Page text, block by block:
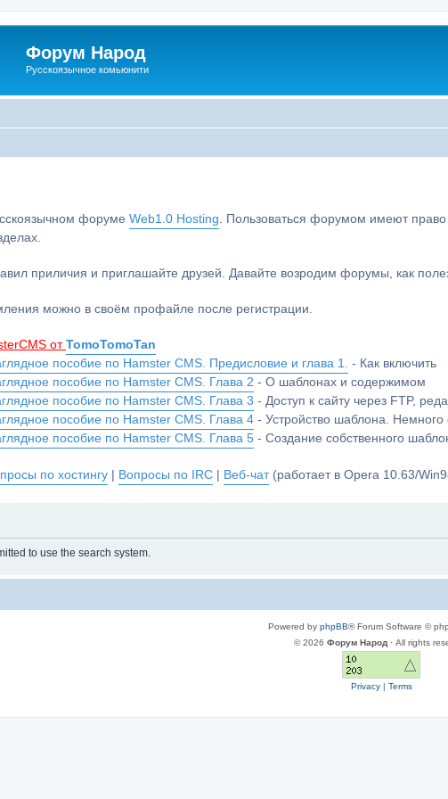
Форум Народ
Русскоязычное комьюнити
форуме Web1.0 Hosting . Пользоваться форумом имеют
приличия и приглашайте друзей. Давайте возродим форумы, как
можно в своём профайле после регистрации.
от TomoTomoTan
пособие по Hamster CMS. Предисловие и глава 1.
- Как включить
пособие по Hamster CMS. Глава 2 - О шаблонах и содержимом
пособие по Hamster CMS. Глава 3 - Доступ к сайту через FTP,
пособие по Hamster CMS. Глава 4 - Устройство шаблона. Немного
пособие по Hamster CMS. Глава 5 - Создание собственного
по хостингу | Вопросы по IRC | Веб-чат(работает в Opera 10.63/
to use the search system.
Powered by phpBB® Forum Software ©
© 2026 Форум Народ · All rights
Privacy| Terms